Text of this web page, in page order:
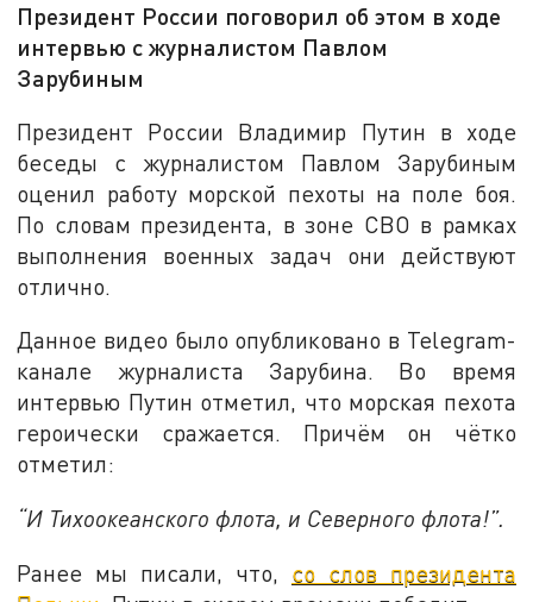
Президент России поговорил об этом в ходе
интервью с журналистом Павлом
Зарубиным
Президент России Владимир Путин в ходе
беседы с журналистом Павлом Зарубиным
оценил работу морской пехоты на поле боя.
По словам президента, в зоне СВО в рамках
выполнения военных задач они действуют
отлично.
Данное видео было опубликовано в Telegram-
канале журналиста Зарубина. Во время
интервью Путин отметил, что морская пехота
героически сражается. Причём он чётко
отметил:
“И Тихоокеанского флота, и Северного флота!”.
Ранее мы писали, что, со слов президента